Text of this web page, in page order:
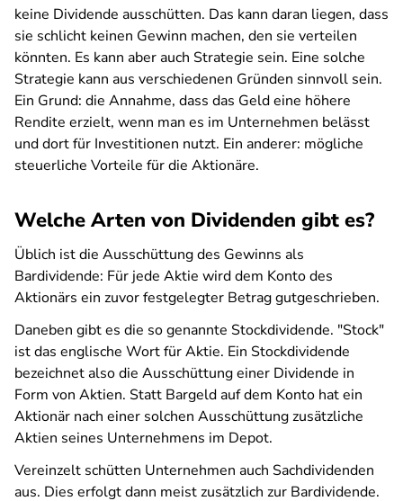
keine Dividende ausschütten. Das kann daran liegen, dass
sie schlicht keinen Gewinn machen, den sie verteilen
könnten. Es kann aber auch Strategie sein. Eine solche
Strategie kann aus verschiedenen Gründen sinnvoll sein.
Ein Grund: die Annahme, dass das Geld eine höhere
Rendite erzielt, wenn man es im Unternehmen belässt
und dort für Investitionen nutzt. Ein anderer: mögliche
steuerliche Vorteile für die Aktionäre.
Welche Arten von Dividenden gibt es?
Üblich ist die Ausschüttung des Gewinns als
Bardividende: Für jede Aktie wird dem Konto des
Aktionärs ein zuvor festgelegter Betrag gutgeschrieben.
Daneben gibt es die so genannte Stockdividende. "Stock"
ist das englische Wort für Aktie. Ein Stockdividende
bezeichnet also die Ausschüttung einer Dividende in
Form von Aktien. Statt Bargeld auf dem Konto hat ein
Aktionär nach einer solchen Ausschüttung zusätzliche
Aktien seines Unternehmens im Depot.
Vereinzelt schütten Unternehmen auch Sachdividenden
aus. Dies erfolgt dann meist zusätzlich zur Bardividende.